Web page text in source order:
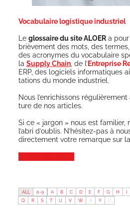
Vocabulaire logistique industriel
Le glos­saire du site ALOERa pour
briè­ve­ment des mots, des
des acro­nymes du voca­bu­laire
la Sup­ply Chain, de l’Entre­prise
ERP, des logi­ciels infor­ma­tiques
ta­tions du monde industriel.
Nous l’enrichissons
ture de nos articles.
Si ce « jar­gon » nous est fami­lier,
l’abri d’oublis. N’hésitez-pas à
direc­te­ment votre remarque sur
ALL 0-9 A B C D E F G H I
Q
R S T U V W X Y Z